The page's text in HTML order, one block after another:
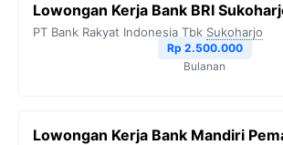
o
e
r
A
n
k
Lowongan Kerja Bank BRI
PT Bank Rakyat Indonesia Tbk Sukoharjo
Rp 2.500.000
Bulanan
Lowongan Kerja Bank Mandiri